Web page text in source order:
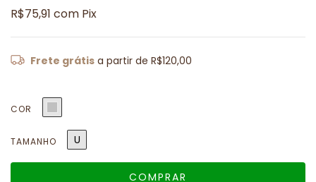
R$75,91 com Pix
Frete grátis a partir de R$120,00
COR
TAMANHO U